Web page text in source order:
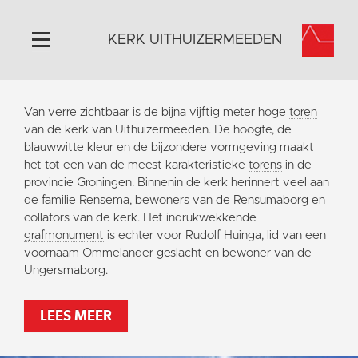
Home
Algemeen
Historie
Omgeving
Activiteiten
Doneer
Contact
KERK UITHUIZERMEEDEN
Van verre zichtbaar is de bijna vijftig meter hoge toren
van de kerk van Uithuizermeeden. De hoogte, de
blauwwitte kleur en de bijzondere vormgeving maakt
het tot een van de meest karakteristieke torens in de
provincie Groningen. Binnenin de kerk herinnert veel aan
de familie Rensema, bewoners van de Rensumaborg en
collators van de kerk. Het indrukwekkende
grafmonument is echter voor Rudolf Huinga, lid van een
voornaam Ommelander geslacht en bewoner van de
Ungersmaborg.
LEES MEER